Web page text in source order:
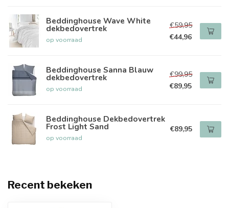
Beddinghouse Wave White
dekbedovertrek
op voorraad
€59,95
€44,96
Beddinghouse Sanna Blauw
dekbedovertrek
op voorraad
€99,95
€89,95
Beddinghouse Dekbedovertrek
Frost Light Sand
op voorraad
€89,95
Recent bekeken